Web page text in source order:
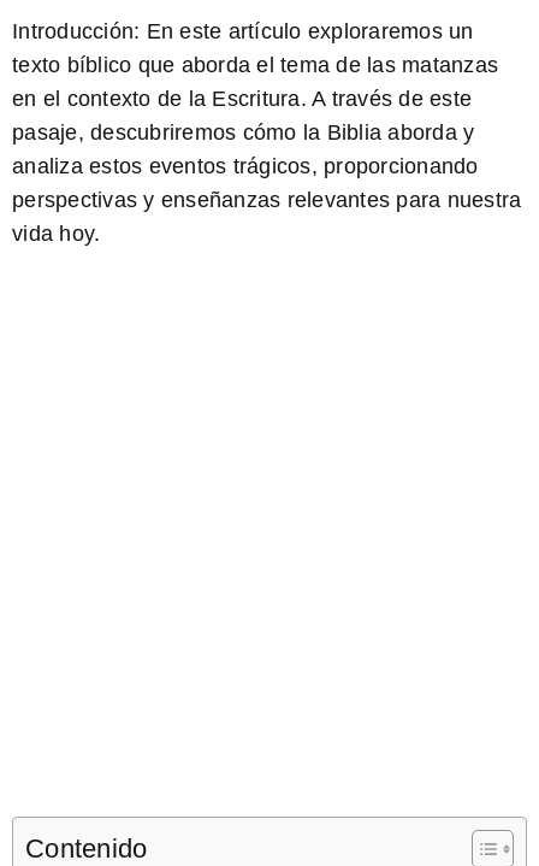
Introducción: En este artículo exploraremos un
texto bíblico que aborda el tema de las matanzas
en el contexto de la Escritura. A través de este
pasaje, descubriremos cómo la Biblia aborda y
analiza estos eventos trágicos, proporcionando
perspectivas y enseñanzas relevantes para nuestra
vida hoy.
Contenido